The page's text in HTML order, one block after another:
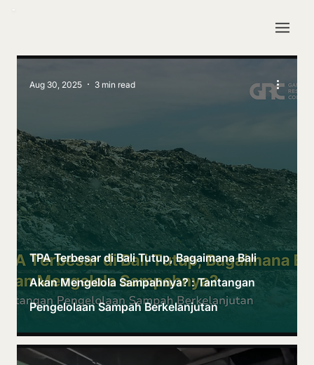
TPA Terbesar di Bali Tutup, Bagaimana Bali
Akan Mengelola Sampahnya? : Tantangan
Pengelolaan Sampah Berkelanjutan
Aug 30, 2025 3 min read